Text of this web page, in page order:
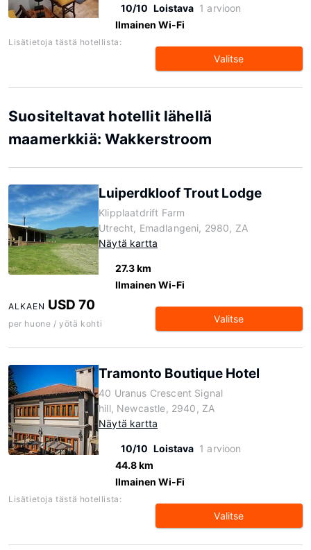
10/10 Loistava 1 arvioon
Ilmainen Wi-Fi
Lisätietoja tästä hotellista:
Valitse
Suositeltavat hotellit lähellä
maamerkkiä: Wakkerstroom
Luiperdkloof Trout Lodge
Klipplaatdrift Farm
Utrecht, Emadlangeni, 2980, ZA
Näytä kartta
27.3 km
Ilmainen Wi-Fi
ALKAEN USD 70
per huone / yötä kohti Valitse
Tramonto Boutique Hotel
40 Uranus Crescent Signal
hill, Newcastle, 2940, ZA
Näytä kartta
10/10 Loistava 1 arvioon
44.8 km
Ilmainen Wi-Fi
Lisätietoja tästä hotellista:
Valitse